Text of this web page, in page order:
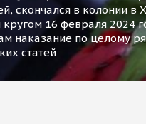
скончался в колонии в
16 февраля 2024
наказание по целому
статей